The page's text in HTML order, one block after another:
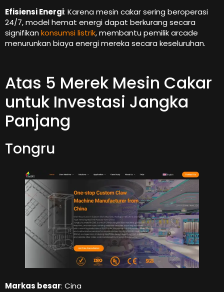
Efisiensi Energi: Karena mesin cakar sering beroperasi
24/7, model hemat energi dapat berkurang secara
signifikan konsumsi listrik, membantu pemilik arcade
menurunkan biaya energi mereka secara keseluruhan.
Atas 5 Merek Mesin Cakar
untuk Investasi Jangka
Panjang
Tongru
Markas besar: Cina